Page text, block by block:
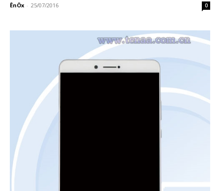
ÊnÖx - 25/07/2016 0